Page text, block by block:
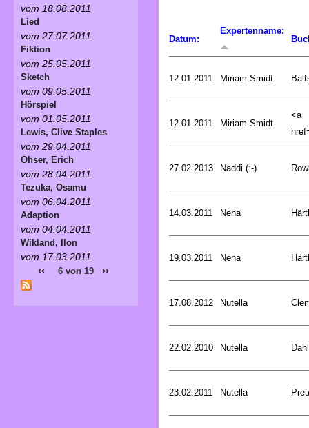
Datum:
Expertenname:
12.01.2011 Miriam Smidt
12.01.2011 Miriam Smidt
<a
27.02.2013 Naddi (:-)
14.03.2011 Nena
19.03.2011 Nena
17.08.2012 Nutella
22.02.2010 Nutella
23.02.2011 Nutella
vom 18.08.2011
Lied
vom 27.07.2011
Fiktion
vom 25.05.2011
Sketch
vom 09.05.2011
Hörspiel
vom 01.05.2011
Lewis, Clive Staples
vom 29.04.2011
Ohser, Erich
vom 28.04.2011
Tezuka, Osamu
vom 06.04.2011
Adaption
vom 04.04.2011
Wikland, Ilon
vom 17.03.2011
‹‹ 6 von 19 ››